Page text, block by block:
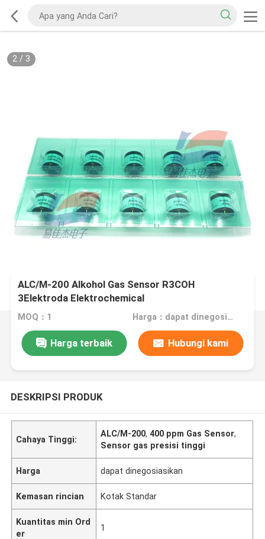
2/ 3
ALC/M-200 Alkohol Gas Sensor R3COH
3Elektroda Elektrochemical
MOQ：1 Harga：dapat dinegosiasikan
Harga terbaik Hubungi kami
DESKRIPSI PRODUK
Cahaya Tinggi:
ALC/M-200,400 ppm Gas Sensor,
Sensor gas presisi tinggi
Harga dapat dinegosiasikan
Kemasan rincian Kotak Standar
Kuantitas min Ord
er
1